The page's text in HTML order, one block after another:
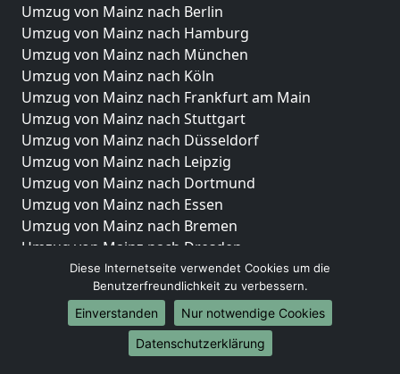
Umzug von Mainz nach Berlin
Umzug von Mainz nach Hamburg
Umzug von Mainz nach München
Umzug von Mainz nach Köln
Umzug von Mainz nach Frankfurt am Main
Umzug von Mainz nach Stuttgart
Umzug von Mainz nach Düsseldorf
Umzug von Mainz nach Leipzig
Umzug von Mainz nach Dortmund
Umzug von Mainz nach Essen
Umzug von Mainz nach Bremen
Umzug von Mainz nach Dresden
Umzug von Mainz nach Hannover
Umzug von Mainz nach Nürnberg
Umzug von Mainz nach Duisburg
Umzug von Mainz nach Bochum
Umzug von Mainz nach Wuppertal
Diese Internetseite verwendet Cookies um die
Benutzerfreundlichkeit zu verbessern.
Einverstanden
Nur notwendige Cookies
Datenschutzerklärung